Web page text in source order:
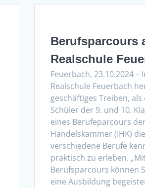
Berufsparcours
Realschule
Feuerbach, 23.10.2024
Realschule Feuerbach
geschäftiges Treiben,
Schüler der 9. und 10.
eines Berufeparcours
Handelskammer (IHK)
verschiedene Berufe
praktisch zu erleben.
Berufsparcours können
eine Ausbildung